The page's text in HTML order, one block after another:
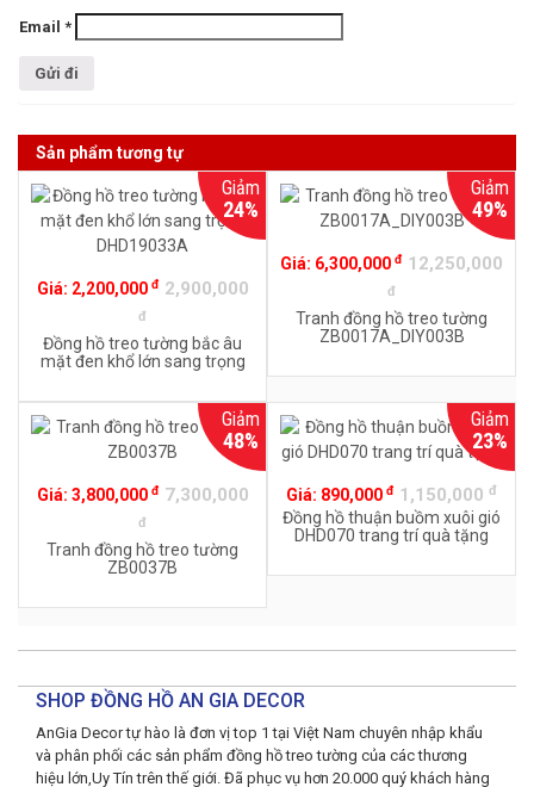
Email *
Sản phẩm tương tự
Giảm
24%
Giá: 2,200,000 đ 2,900,000
đ
Đồng hồ treo tường bắc âu
mặt đen khổ lớn sang trọng
Giảm
49%
Giá: 6,300,000 đ 12,250,000
đ
Tranh đồng hồ treo tường
ZB0017A_DIY003B
Giảm
48%
Giá: 3,800,000 đ 7,300,000
đ
Tranh đồng hồ treo tường
ZB0037B
Giảm
23%
Giá: 890,000 đ 1,150,000 đ
Đồng hồ thuận buồm xuôi gió
DHD070 trang trí quà tặng
SHOP ĐỒNG HỒ AN GIA DECOR
AnGia Decor tự hào là đơn vị top 1 tại Việt Nam chuyên nhập khẩu
và phân phối các sản phẩm đồng hồ treo tường của các thương
hiệu lớn,Uy Tín trên thế giới. Đã phục vụ hơn 20.000 quý khách hàng